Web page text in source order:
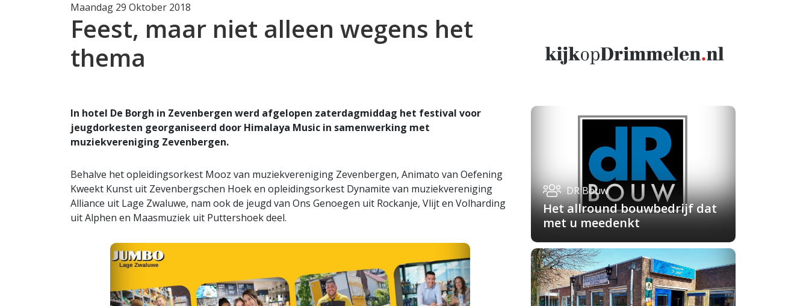
Maandag 29 Oktober 2018
Feest, maar niet alleen wegens het
thema
In hotel De Borgh in Zevenbergen werd afgelopen zaterdagmiddag het festival voor
jeugdorkesten georganiseerd door Himalaya Music in samenwerking met
muziekvereniging Zevenbergen.
Behalve het opleidingsorkest Mooz van muziekvereniging Zevenbergen, Animato van Oefening
Kweekt Kunst uit Zevenbergschen Hoek en opleidingsorkest Dynamite van muziekvereniging
Alliance uit Lage Zwaluwe, nam ook de jeugd van Ons Genoegen uit Rockanje, Vlijt en Volharding
uit Alphen en Maasmuziek uit Puttershoek deel.
DR Bouw
Het allround bouwbedrijf dat
met u meedenkt